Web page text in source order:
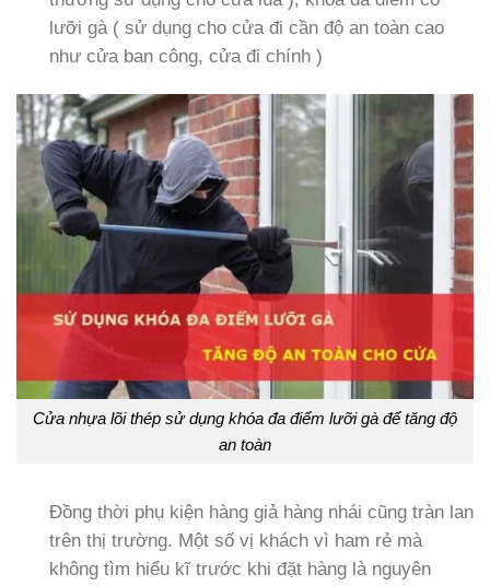
lưỡi gà ( sử dụng cho cửa đi cần độ an toàn cao
như cửa ban công, cửa đi chính )
Cửa nhựa lõi thép sử dụng khóa đa điểm lưỡi gà để tăng độ
an toàn
Đồng thời phụ kiện hàng giả hàng nhái cũng tràn lan
trên thị trường. Một số vị khách vì ham rẻ mà
không tìm hiểu kĩ trước khi đặt hàng là nguyên